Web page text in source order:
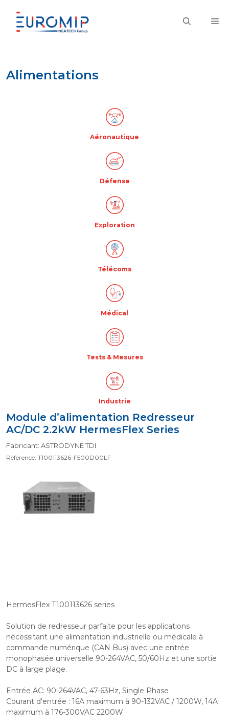
contenu
Alimentations
Aéronautique
Défense
Exploration
Télécoms
Médical
Tests & Mesures
Industrie
Module d’alimentation Redresseur
AC/DC 2.2kW HermesFlex Series
Fabricant: ASTRODYNE TDI
Référence: T100113626-F500D00LF
HermesFlex T100113626 series
Solution de redresseur parfaite pour les applications
nécessitant une alimentation industrielle ou médicale à
commande numérique (CAN Bus) avec une entrée
monophasée universelle 90-264VAC, 50/60Hz et une sortie
DC à large plage.
Entrée AC: 90-264VAC, 47-63Hz, Single Phase
Courant d'entrée : 16A maximum à 90-132VAC / 1200W, 14A
maximum à 176-300VAC 2200W